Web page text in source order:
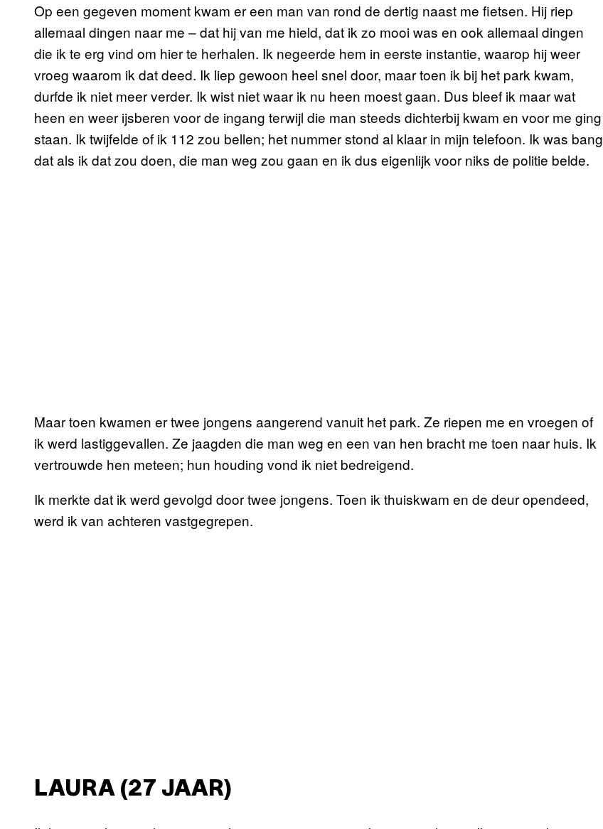
Op een gegeven moment kwam er een man van rond de dertig naast me fietsen. Hij riep
allemaal dingen naar me – dat hij van me hield, dat ik zo mooi was en ook allemaal dingen
die ik te erg vind om hier te herhalen. Ik negeerde hem in eerste instantie, waarop hij weer
vroeg waarom ik dat deed. Ik liep gewoon heel snel door, maar toen ik bij het park kwam,
durfde ik niet meer verder. Ik wist niet waar ik nu heen moest gaan. Dus bleef ik maar wat
heen en weer ijsberen voor de ingang terwijl die man steeds dichterbij kwam en voor me ging
staan. Ik twijfelde of ik 112 zou bellen; het nummer stond al klaar in mijn telefoon. Ik was bang
dat als ik dat zou doen, die man weg zou gaan en ik dus eigenlijk voor niks de politie belde.
Maar toen kwamen er twee jongens aangerend vanuit het park. Ze riepen me en vroegen of
ik werd lastiggevallen. Ze jaagden die man weg en een van hen bracht me toen naar huis. Ik
vertrouwde hen meteen; hun houding vond ik niet bedreigend.
Ik merkte dat ik werd gevolgd door twee jongens. Toen ik thuiskwam en de deur opendeed,
werd ik van achteren vastgegrepen.
LAURA (27 JAAR)